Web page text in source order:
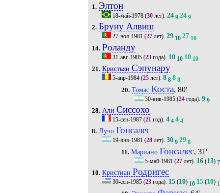
1. Элтон
18-май-1978(30лет). 24 9 24 9
2. Бруну Алвиш
27-ноя-1981 (27лет). 29 10 27 10
14. Роланду
31-авг-1985(23года). 10 10 10 10
21. Кристьян Сэпунару
5-апр-1984(25лет). 8 8 8 8
20. Томас Коста, 80'
30-янв-1985 (24 года).9 9
28. Али Сиссохо
15-сен-1987(21год). 4 4 4 4
8. Лучо Гонсалес
19-янв-1981 (28лет). 30 9 29 8
11. Мариано Гонсалес, 31'
5-май-1981 (27 лет). 16 (13) 7
10. Кристиан Родригес
30-сен-1985(23года). 15(10) 10 15(10)